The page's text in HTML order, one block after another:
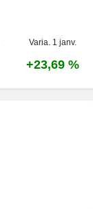
Varia. 1 janv.
+23,69 %